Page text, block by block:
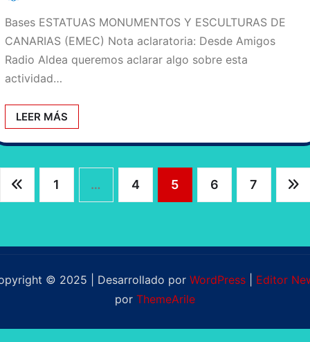
Bases ESTATUAS MONUMENTOS Y ESCULTURAS DE
CANARIAS (EMEC) Nota aclaratoria: Desde Amigos
Radio Aldea queremos aclarar algo sobre esta
actividad…
LEER MÁS
1 … 4 5 6 7
© 2025 | Desarrollado por WordPress
Editor
por ThemeArile